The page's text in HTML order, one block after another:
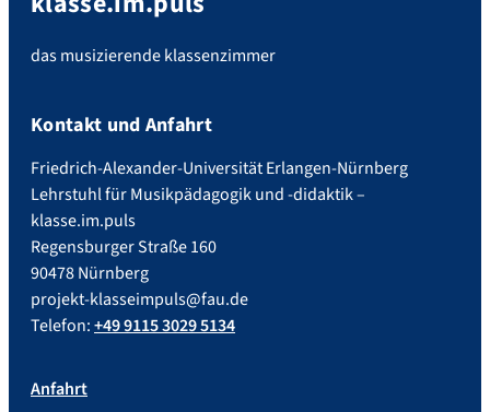
das musizierende klassenzimmer
Kontakt und Anfahrt
Friedrich-Alexander-Universität Erlangen-Nürnberg
Lehrstuhl für Musikpädagogik und -didaktik –
klasse.im.puls
Regensburger Straße 160
90478 Nürnberg
projekt-klasseimpuls@fau.de
Telefon:+49 9115 3029 5134
Anfahrt